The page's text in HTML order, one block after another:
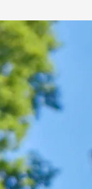
khách sạn